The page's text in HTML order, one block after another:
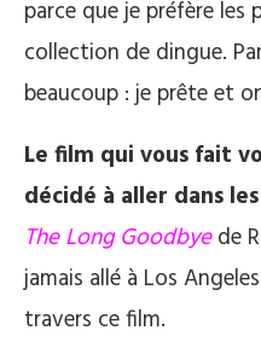
parce que je préfère les
collection de dingue.
beaucoup : je prête et
Le film qui vous fait
décidé à aller dans
The Long Goodbyede
jamais allé à Los
travers ce film.